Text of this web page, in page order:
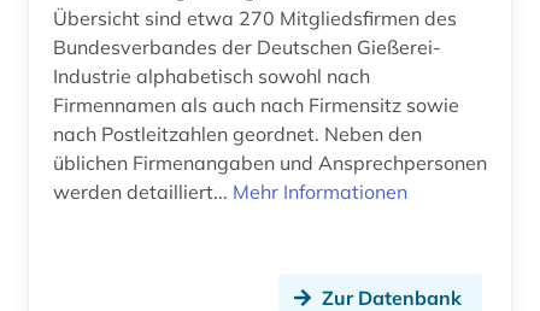
bayern (4)
behinderung (1)
behörde (24)
behörden (1)
Japan (1)
Jugoslawien (1)
Kroatien (1)
Lettland (1)
Übersicht sind etwa 270 Mitgliedsfirmen des
Bundesverbandes der Deutschen Gießerei-
Industrie alphabetisch sowohl nach
Firmennamen als auch nach Firmensitz sowie
nach Postleitzahlen geordnet. Neben den
üblichen Firmenangaben und Ansprechpersonen
werden detailliert... Mehr Informationen
Zur Datenbank